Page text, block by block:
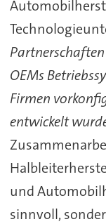
OEMs
Firmen
entwickelt
und
sinnvoll,